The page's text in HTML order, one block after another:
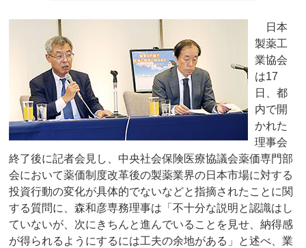
日本
製薬工
業協会
は17
日、都
内で開
かれた
理事会
終了後に記者会見し、中央社会保険医療協議会薬価専門部
会において薬価制度改革後の製薬業界の日本市場に対する
投資行動の変化が具体的でないなどと指摘されたことに関
する質問に、森和彦専務理事は「不十分な説明と認識はし
ていないが、次にきちんと進んでいることを見せ、納得感
が得られるようにするには工夫の余地がある」と述べ、業